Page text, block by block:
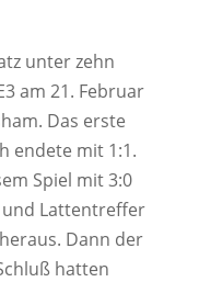
unter zehn
am 21. Februar
Das erste
endete mit 1:1.
Spiel mit 3:0
Lattentreffer
Dann der
hatten